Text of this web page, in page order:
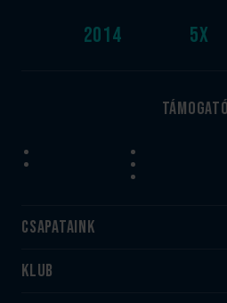
2014 5x
Csapataink
Felnőtt
Klub